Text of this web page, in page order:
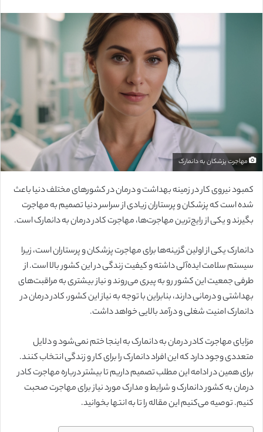
ب
م
ی
ل
مهاجرت پزشکان به دانمارک
کمبود نیروی کار در زمینه بهداشت و درمان در کشورهای مختلف دنیا باعث
شده است که پزشکان و پرستاران زیادی از سراسر دنیا تصمیم به مهاجرت
بگیرند و یکی از رایج‌ترین مهاجرت‌ها، مهاجرت کادر درمان به دانمارک است.
دانمارک یکی از اولین گزینه‌ها برای مهاجرت پزشکان و پرستاران است، زیرا
سیستم سلامت ایده‌آلی داشته و کیفیت زندگی در این کشور بالا است. از
طرفی جمعیت این کشور رو به پیری می‌روند و نیاز بیشتری به مراقبت‌های
بهداشتی و درمانی دارند، بنابراین با توجه به نیاز این کشور، کادر درمان در
دانمارک امنیت شغلی و درآمد بالایی خواهد داشت.
مزایای مهاجرت کادر درمان به دانمارک به اینجا ختم نمی‌شود و دلایل
متعددی وجود دارد که این افراد دانمارک را برای کار و زندگی انتخاب کنند.
برای همین در ادامه این مطلب تصمیم داریم تا بیشتر درباره مهاجرت کادر
درمان به کشور دانمارک و شرایط و مدارک مورد نیاز برای مهاجرت صحبت
کنیم. توصیه می‌کنیم این مقاله را تا به انتها بخوانید.